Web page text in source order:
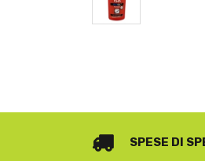
SPESE DI